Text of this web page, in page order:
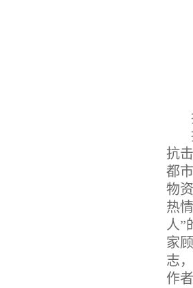
抗
都
物
热
人”
家
志
作